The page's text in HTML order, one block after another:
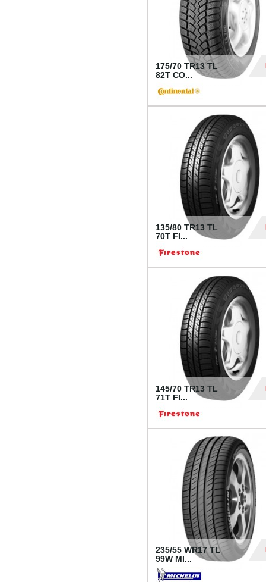
175/70 TR13 TL
82T CO...
135/80 TR13 TL
70T FI...
145/70 TR13 TL
71T FI...
235/55 WR17 TL
99W MI...